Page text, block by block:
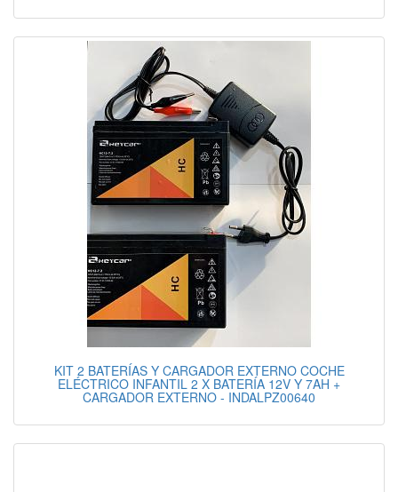
KIT 2 BATERÍAS Y CARGADOR EXTERNO COCHE
ELÉCTRICO INFANTIL 2 X BATERÍA 12V Y 7AH +
CARGADOR EXTERNO - INDALPZ00640